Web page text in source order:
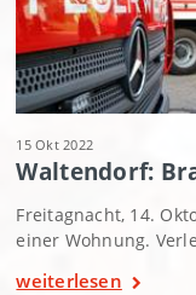
15 Okt 2022
Waltendorf:
Freitagnacht, 14.
einer Wohnung.
weiterlesen